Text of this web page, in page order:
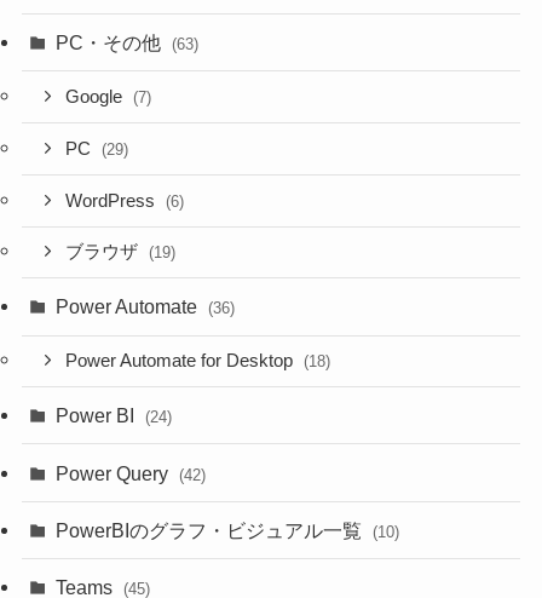
PC・その他 (63)
Google (7)
PC (29)
WordPress (6)
ブラウザ (19)
Power Automate (36)
Power Automate for Desktop (18)
Power BI (24)
Power Query (42)
PowerBIのグラフ・ビジュアル一覧 (10)
Teams (45)